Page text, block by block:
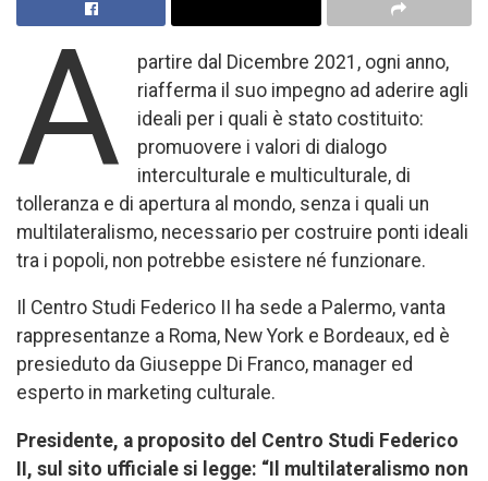
A
partire dal Dicembre 2021, ogni anno,
riafferma il suo impegno ad aderire agli
ideali per i quali è stato costituito:
promuovere i valori di dialogo
interculturale e multiculturale, di
tolleranza e di apertura al mondo, senza i quali un
multilateralismo, necessario per costruire ponti ideali
tra i popoli, non potrebbe esistere né funzionare.
Il Centro Studi Federico II ha sede a Palermo, vanta
rappresentanze a Roma, New York e Bordeaux, ed è
presieduto da Giuseppe Di Franco, manager ed
esperto in marketing culturale.
Presidente, a proposito del Centro Studi Federico
II, sul sito ufficiale si legge: “Il multilateralismo non